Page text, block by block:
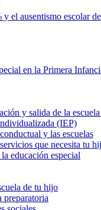
el ausentismo escolar
en la Primera
y salida de la
(IEP)
y las escuelas
que necesita tu
educación especial
de tu hijo
preparatoria